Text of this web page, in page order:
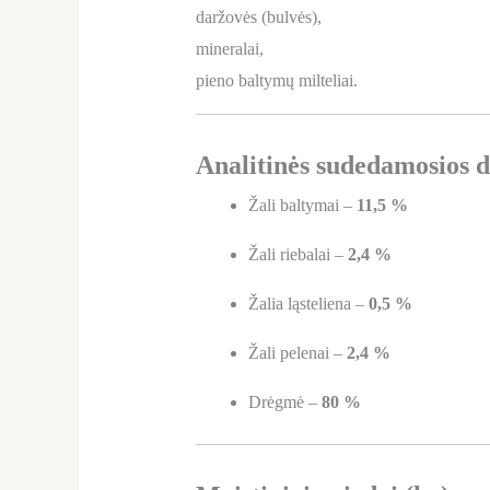
daržovės (bulvės),
mineralai,
pieno baltymų milteliai.
Analitinės sudedamosios
Žali baltymai – 11,5 %
Žali riebalai – 2,4 %
Žalia ląsteliena – 0,5 %
Žali pelenai – 2,4 %
Drėgmė – 80 %